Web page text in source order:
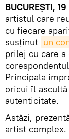
BUCUREȘTI,
artistul care
cu fiecare
susținut un
prilej cu care
Principala
oricui îl
autenticitate.
Astăzi,
artist complex.